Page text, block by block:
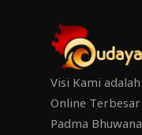
Visi Kami
Online
Padma